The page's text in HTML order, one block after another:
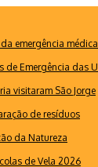
emergência
de Emergência das
visitaram São Jorge
de resíduos
da Natureza
de Vela 2026